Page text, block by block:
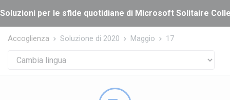
Soluzioni per le sfide quotidiane di Microsoft Solitaire
Accoglienza Soluzione di 2020 Maggio 17